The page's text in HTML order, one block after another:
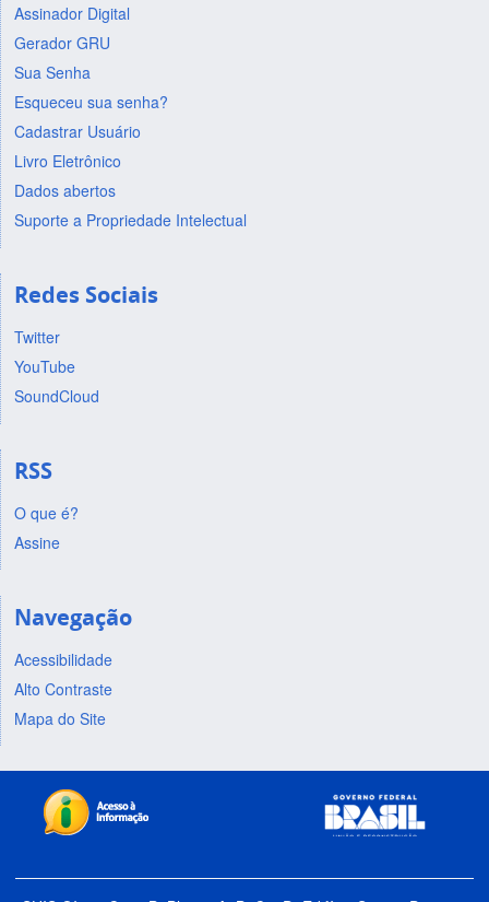
Assinador Digital
Gerador GRU
Sua Senha
Esqueceu sua senha?
Cadastrar Usuário
Livro Eletrônico
Dados abertos
Suporte a Propriedade Intelectual
Redes Sociais
Twitter
YouTube
SoundCloud
RSS
O que é?
Assine
Navegação
Acessibilidade
Alto Contraste
Mapa do Site